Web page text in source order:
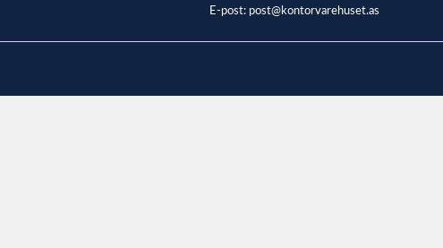
E-post: post@kontorvarehuset.as